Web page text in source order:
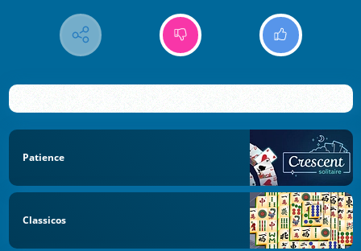
Patience
Classicos